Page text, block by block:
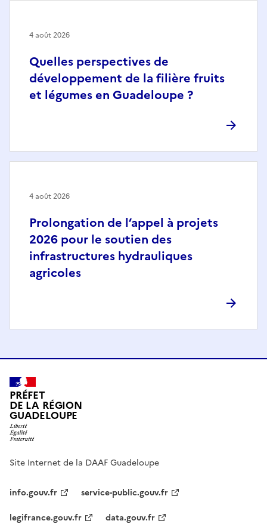
Quelles perspectives de
développement de la filière fruits
et légumes en Guadeloupe ?
4 août 2026
Prolongation de l’appel à projets
2026 pour le soutien des
infrastructures hydrauliques
agricoles
4 août 2026
PRÉFET
DE LA RÉGION
GUADELOUPE
Site Internet de la DAAF Guadeloupe
info.gouv.fr
service-public.gouv.fr
legifrance.gouv.fr
data.gouv.fr